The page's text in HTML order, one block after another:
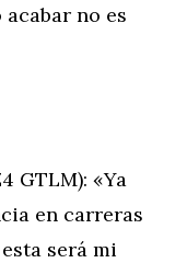
no es
GTLM): «Ya
en carreras
será mi